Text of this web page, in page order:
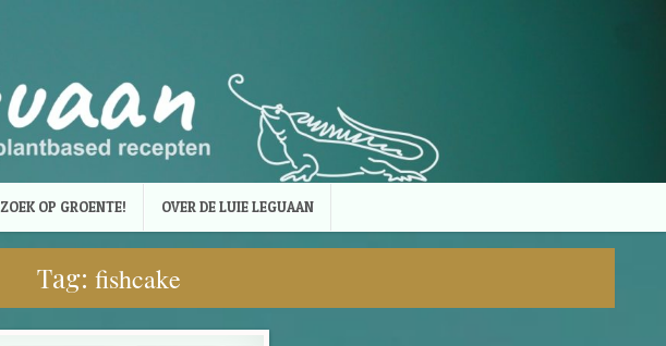
ZOEK OP GROENTE! OVER DE LUIE LEGUAAN
Tag:fishcake